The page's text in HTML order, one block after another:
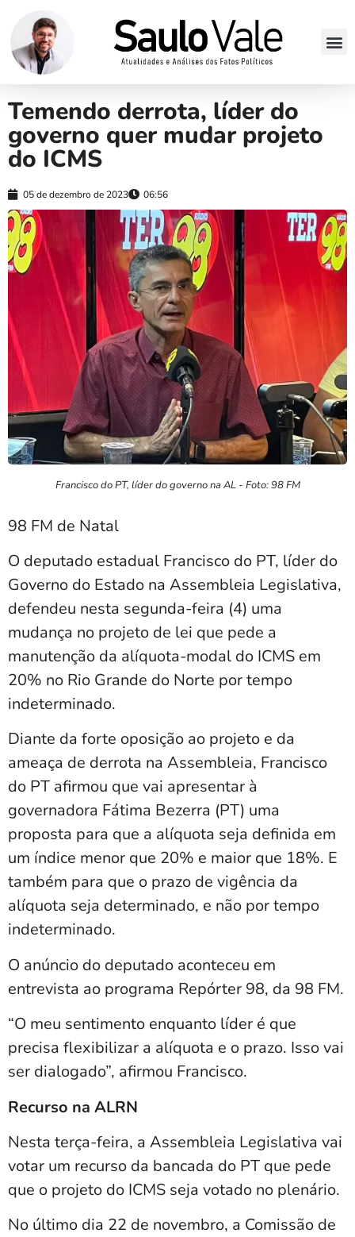
Temendo derrota, líder do
governo quer mudar projeto
do ICMS
05 de dezembro de 2023 06:56
Francisco do PT, líder do governo na AL - Foto: 98 FM
98 FM de Natal
O deputado estadual Francisco do PT, líder do
Governo do Estado na Assembleia Legislativa,
defendeu nesta segunda-feira (4) uma
mudança no projeto de lei que pede a
manutenção da alíquota-modal do ICMS em
20% no Rio Grande do Norte por tempo
indeterminado.
Diante da forte oposição ao projeto e da
ameaça de derrota na Assembleia, Francisco
do PT afirmou que vai apresentar à
governadora Fátima Bezerra (PT) uma
proposta para que a alíquota seja definida em
um índice menor que 20% e maior que 18%. E
também para que o prazo de vigência da
alíquota seja determinado, e não por tempo
indeterminado.
O anúncio do deputado aconteceu em
entrevista ao programa Repórter 98, da 98 FM.
“O meu sentimento enquanto líder é que
precisa flexibilizar a alíquota e o prazo. Isso vai
ser dialogado”, afirmou Francisco.
Recurso na ALRN
Nesta terça-feira, a Assembleia Legislativa vai
votar um recurso da bancada do PT que pede
que o projeto do ICMS seja votado no plenário.
No último dia 22 de novembro, a Comissão de